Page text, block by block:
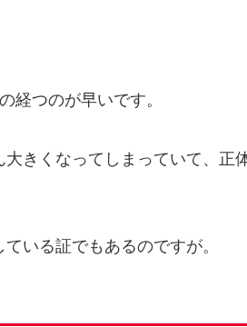
経つのが早いです。
きくなってしまっていて、正
いる証でもあるのですが。